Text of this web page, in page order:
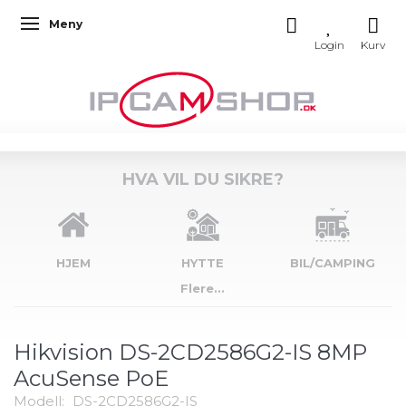
Veksle navigasjon
Meny
HVA VIL DU SIKRE?
HJEM HYTTE
BIL/CAMPING
Flere...
Hikvision DS-2CD2586G2-IS 8MP
AcuSense PoE
Modell: DS-2CD2586G2-IS